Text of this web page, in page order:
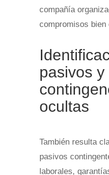
compañía
compromisos bien
pasivos y
ocultas
También resulta
pasivos
laborales,